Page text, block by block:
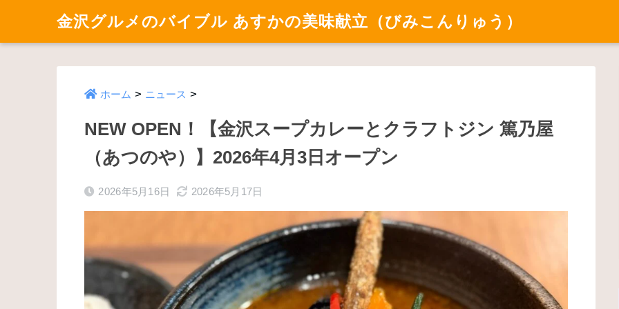
金沢グルメのバイブル あすかの美味献立（びみこんりゅう）
ホーム > ニュース >
NEW OPEN！【金沢スープカレーとクラフトジン 篤乃屋
（あつのや）】2026年4月3日オープン
2026年5月16日 2026年5月17日